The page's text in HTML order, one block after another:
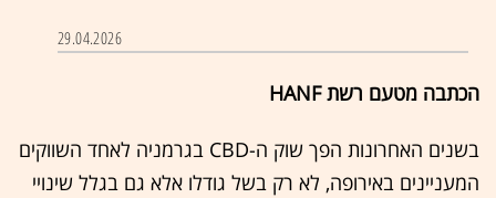
29.04.2026
הכתבה מטעם רשת HANF
בשנים האחרונות הפך שוק ה-CBD בגרמניה לאחד השווקים
המעניינים באירופה, לא רק בשל גודלו אלא גם בגלל שינויי